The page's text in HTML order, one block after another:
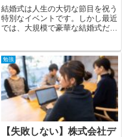
結婚式は人生の大切な節目を祝う
特別なイベントです。しかし最近
では、大規模で豪華な結婚式だけ
も心のこもった雰囲気を楽しめる
このスタイルは、新しいトレンド
として人気を博しています。小
さ...
勉強
【失敗しない】株式会社デ